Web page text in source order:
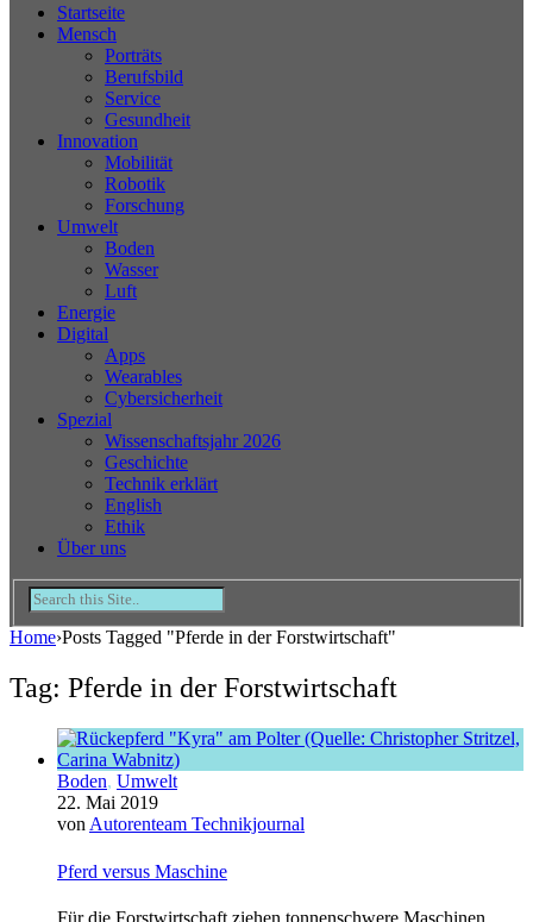
Startseite
Mensch
Porträts
Berufsbild
Service
Gesundheit
Innovation
Mobilität
Robotik
Forschung
Umwelt
Boden
Wasser
Luft
Energie
Digital
Apps
Wearables
Cybersicherheit
Spezial
Wissenschaftsjahr 2026
Geschichte
Technik erklärt
English
Ethik
Über uns
Home›Posts Tagged "Pferde in der Forstwirtschaft"
Tag: Pferde in der Forstwirtschaft
Boden, Umwelt
22. Mai 2019
von Autorenteam Technikjournal
Pferd versus Maschine
Für die Forstwirtschaft ziehen tonnenschwere Maschinen